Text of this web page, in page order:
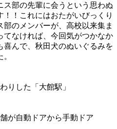
ス部の先輩に会うという思わぬ
！これにはおたがいびっくり
のメンバーが、高校以来集ま
てなければ、今回気がつかなか
喜んで、秋田犬のぬいぐるみを
りした「大館駅」
が自動ドアから手動ドア